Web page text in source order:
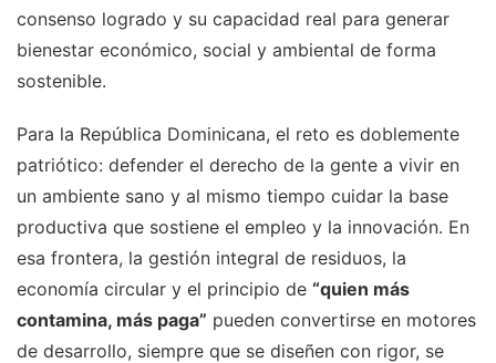
consenso logrado y su capacidad real para generar
bienestar económico, social y ambiental de forma
sostenible.
Para la República Dominicana, el reto es doblemente
patriótico: defender el derecho de la gente a vivir en
un ambiente sano y al mismo tiempo cuidar la base
productiva que sostiene el empleo y la innovación. En
esa frontera, la gestión integral de residuos, la
economía circular y el principio de “quien más
contamina, más paga” pueden convertirse en motores
de desarrollo, siempre que se diseñen con rigor, se